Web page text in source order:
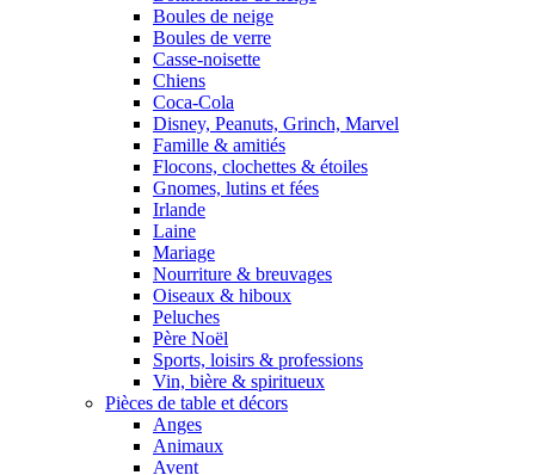
Boules de neige
Boules de verre
Casse-noisette
Chiens
Coca-Cola
Disney, Peanuts, Grinch, Marvel
Famille & amitiés
Flocons, clochettes & étoiles
Gnomes, lutins et fées
Irlande
Laine
Mariage
Nourriture & breuvages
Oiseaux & hiboux
Peluches
Père Noël
Sports, loisirs & professions
Vin, bière & spiritueux
Pièces de table et décors
Anges
Animaux
Avent